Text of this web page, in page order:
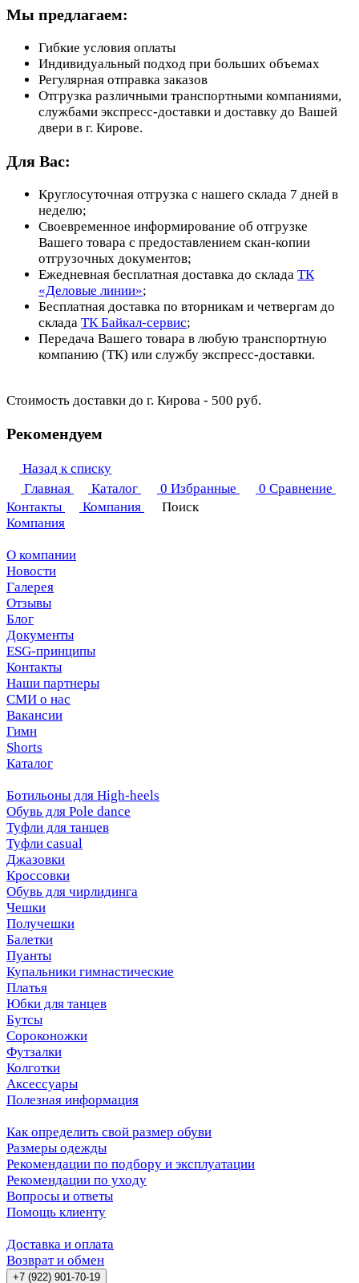
Мы предлагаем:
Гибкие условия оплаты
Индивидуальный подход при больших объемах
Регулярная отправка заказов
Отгрузка различными транспортными компаниями,
службами экспресс-доставки и доставку до Вашей
двери в г. Кирове.
Для Вас:
Круглосуточная отгрузка с нашего склада 7 дней в
неделю;
Своевременное информирование об отгрузке
Вашего товара с предоставлением скан-копии
отгрузочных документов;
Ежедневная бесплатная доставка до склада ТК
«Деловые линии»;
Бесплатная доставка по вторникам и четвергам до
склада ТК Байкал-сервис;
Передача Вашего товара в любую транспортную
компанию (ТК) или службу экспресс-доставки.
Стоимость доставки до г. Кирова - 500 руб.
Рекомендуем
Назад к списку
Главная
Каталог 0 Избранные 0 Сравнение
Контакты
Компания
Поиск
Компания
О компании
Новости
Галерея
Отзывы
Блог
Документы
ESG-принципы
Контакты
Наши партнеры
СМИ о нас
Вакансии
Гимн
Shorts
Каталог
Ботильоны для High-heels
Обувь для Pole dance
Туфли для танцев
Туфли casual
Джазовки
Кроссовки
Обувь для чирлидинга
Чешки
Получешки
Балетки
Пуанты
Купальники гимнастические
Платья
Юбки для танцев
Бутсы
Сороконожки
Футзалки
Колготки
Аксессуары
Полезная информация
Как определить свой размер обуви
Размеры одежды
Рекомендации по подбору и эксплуатации
Рекомендации по уходу
Вопросы и ответы
Помощь клиенту
Доставка и оплата
Возврат и обмен
+7 (922) 901-70-19